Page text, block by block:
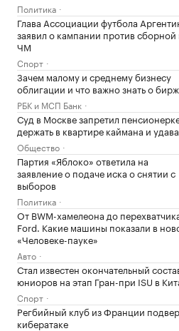
Политика
Глава Ассоциации футбола
заявил о кампании против сборной
ЧМ
Спорт
Зачем малому и среднему бизнесу
облигации и что важно знать о
РБК и МСП Банк
Суд в Москве запретил
держать в квартире каймана и удава
Общество
Партия «Яблоко» ответила на
заявление о подаче иска о снятии с
выборов
Политика
От BWM-хамелеона до
Ford. Какие машины показали в
«Человеке-пауке»
Авто
Стал известен окончательный
юниоров на этап Гран-при ISU в
Спорт
Регбийный клуб из Франции
кибератаке